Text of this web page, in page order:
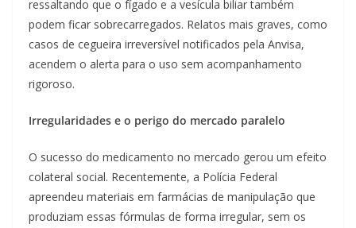
ressaltando que o fígado e a vesícula biliar também
podem ficar sobrecarregados. Relatos mais graves, como
casos de cegueira irreversível notificados pela Anvisa,
acendem o alerta para o uso sem acompanhamento
rigoroso.
Irregularidades e o perigo do mercado paralelo
O sucesso do medicamento no mercado gerou um efeito
colateral social. Recentemente, a Polícia Federal
apreendeu materiais em farmácias de manipulação que
produziam essas fórmulas de forma irregular, sem os